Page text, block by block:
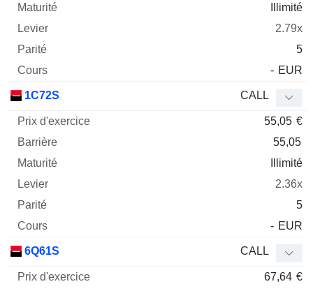
Illimité
2.79x
5
- EUR
1C72S CALL
55,05 €
55,05
Illimité
2.36x
5
- EUR
6Q61S CALL
67,64 €